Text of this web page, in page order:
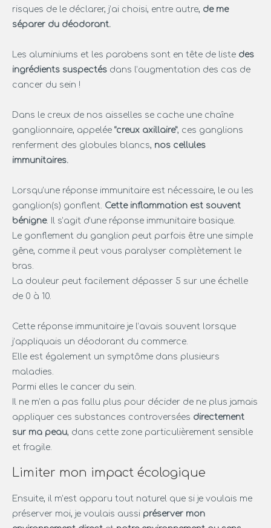
risques de le déclarer, j’ai choisi, entre autre, de me
séparer du déodorant.
Les aluminiums et les parabens sont en tête de liste des
ingrédients suspectés dans l’augmentation des cas de
cancer du sein !
Dans le creux de nos aisselles se cache une chaîne
ganglionnaire, appelée “creux axillaire”, ces ganglions
renferment des globules blancs, nos cellules
immunitaires.
Lorsqu’une réponse immunitaire est nécessaire, le ou les
ganglion(s) gonflent. Cette inflammation est souvent
bénigne. Il s’agit d’une réponse immunitaire basique.
Le gonflement du ganglion peut parfois être une simple
gêne, comme il peut vous paralyser complètement le
bras.
La douleur peut facilement dépasser 5 sur une échelle
de 0 à 10.
Cette réponse immunitaire je l’avais souvent lorsque
j’appliquais un déodorant du commerce.
Elle est également un symptôme dans plusieurs
maladies.
Parmi elles le cancer du sein.
Il ne m’en a pas fallu plus pour décider de ne plus jamais
appliquer ces substances controversées directement
sur ma peau, dans cette zone particulièrement sensible
et fragile.
Limiter mon impact écologique
Ensuite, il m’est apparu tout naturel que si je voulais me
préserver moi, je voulais aussi préserver mon